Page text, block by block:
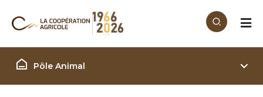
Filière Animal
Pôle Animal